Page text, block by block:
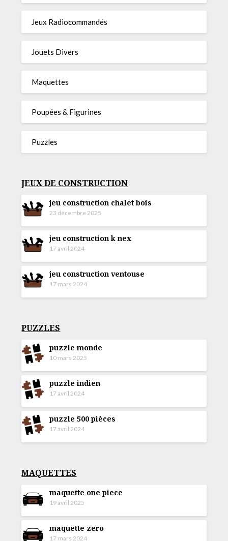
Jeux Radiocommandés
Jouets Divers
Maquettes
Poupées & Figurines
Puzzles
JEUX DE CONSTRUCTION
jeu construction chalet bois
23 décembre 2025
jeu construction k nex
17 avril 2024
jeu construction ventouse
17 mars 2024
PUZZLES
puzzle monde
10 mars 2025
puzzle indien
17 avril 2024
puzzle 500 pièces
17 avril 2024
MAQUETTES
maquette one piece
19 avril 2025
maquette zero
17 mars 2024